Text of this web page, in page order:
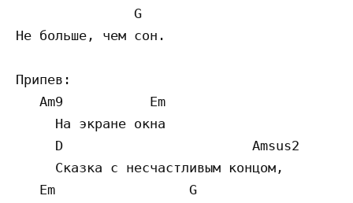
               G
Не больше, чем сон.
Припев:
   Am9           Em
     На экране окна
     D                        Amsus2
     Сказка с несчастливым концом,
   Em                 G